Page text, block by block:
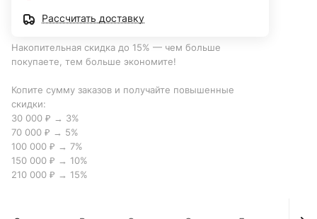
Рассчитать доставку
Накопительная скидка до 15% — чем больше
покупаете, тем больше экономите!
Копите сумму заказов и получайте повышенные
скидки:
30 000 ₽ → 3%
70 000 ₽ → 5%
100 000 ₽ → 7%
150 000 ₽ → 10%
210 000 ₽ → 15%